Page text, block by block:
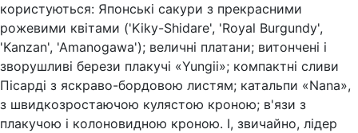
користуються: Японські сакури з прекрасними
рожевими квітами ('Kiky-Shidare', 'Royal Burgundy',
'Kanzan', 'Amanogawa'); величні платани; витончені і
зворушливі берези плакучі «Yungii»; компактні сливи
Пісарді з яскраво-бордовою листям; катальпи «Nana»,
з швидкозростаючою кулястою кроною; в'язи з
плакучою і колоновидною кроною. І, звичайно, лідер